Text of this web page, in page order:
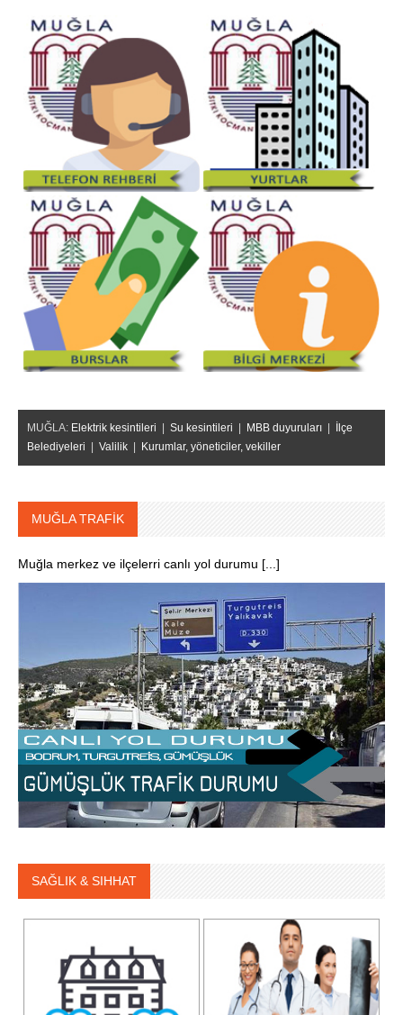
MUĞLA: Elektrik kesintileri Su kesintileri MBB duyuruları
İlçe
Belediyeleri
Valilik Kurumlar, yöneticiler, vekiller
MUĞLA TRAFİK
Muğla merkez ve ilçelerri canlı yol durumu [...]
SAĞLIK & SIHHAT